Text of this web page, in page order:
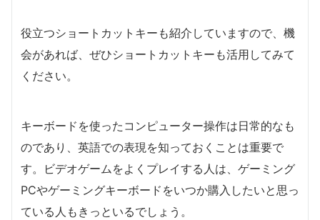
役立つショートカットキーも紹介していますので、機
会があれば、ぜひショートカットキーも活用してみて
ください。
キーボードを使ったコンピューター操作は日常的なも
のであり、英語での表現を知っておくことは重要で
す。ビデオゲームをよくプレイする人は、ゲーミング
PCやゲーミングキーボードをいつか購入したいと思っ
ている人もきっといるでしょう。